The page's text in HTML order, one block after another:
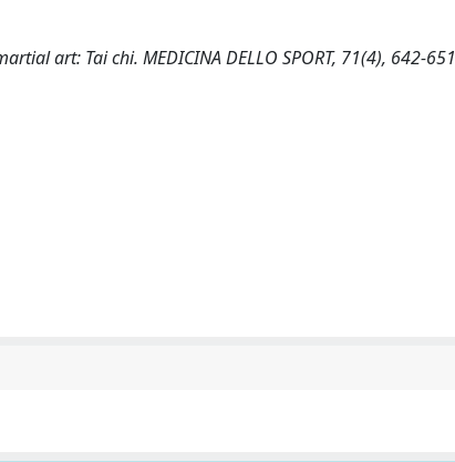
art: Tai chi. MEDICINA DELLO SPORT, 71(4), 642-651